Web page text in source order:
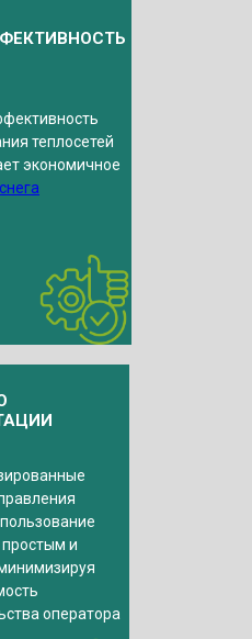
теплосетей
экономичное
простым и
оператора